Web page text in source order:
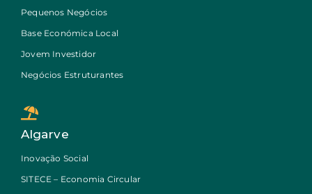
Pequenos Negócios
Base Económica Local
Jovem Investidor
Negócios Estruturantes
Algarve
Inovação Social
SITECE – Economia Circular